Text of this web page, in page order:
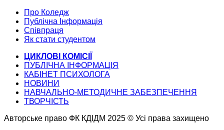
Про Коледж
Публічна Інформація
Співпраця
Як стати студентом
ЦИКЛОВІ КОМІСІЇ
ПУБЛІЧНА ІНФОРМАЦІЯ
КАБІНЕТ ПСИХОЛОГА
НОВИНИ
НАВЧАЛЬНО-МЕТОДИЧНЕ ЗАБЕЗПЕЧЕННЯ
ТВОРЧІСТЬ
Авторське право ФК КДІДМ 2025 © Усі права захищено